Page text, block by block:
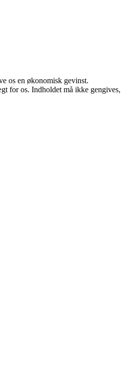
os en økonomisk gevinst.
os. Indholdet må ikke